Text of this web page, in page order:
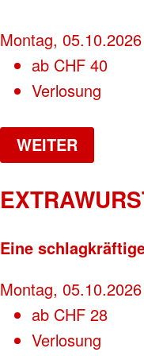
Montag, 05.10.2026
ab CHF 40
Verlosung
WEITER
Eine
Montag, 05.10.2026
ab CHF 28
Verlosung